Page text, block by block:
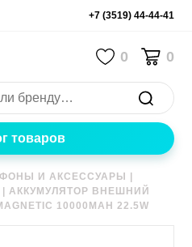
+7 (3519) 44-44-41
0 0
товаров
И АКСЕССУАРЫ
|АККУМУЛЯТОР ВНЕШНИЙ
10000MAH 22.5W